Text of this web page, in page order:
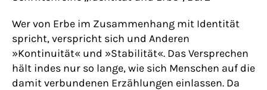
Wer von Erbe im Zusammenhang mit Identität
spricht, verspricht sich und Anderen
»Kontinuität« und »Stabilität«. Das Versprechen
hält indes nur so lange, wie sich Menschen auf die
damit verbundenen Erzählungen einlassen. Da